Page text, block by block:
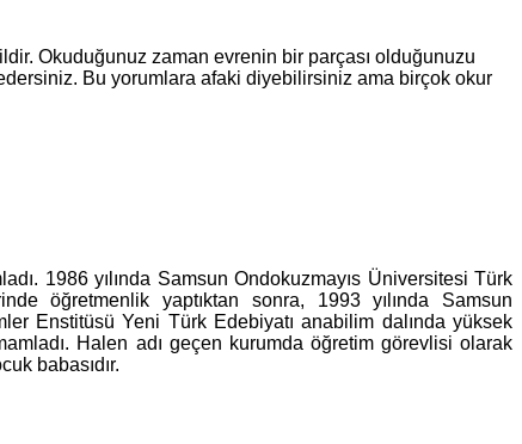
Okuduğunuz zaman evrenin bir parçası olduğunuzu
Bu yorumlara afaki diyebilirsiniz ama birçok okur
1986 yılında Samsun Ondokuzmayıs Üniversitesi Türk
öğretmenlik yaptıktan sonra, 1993 yılında Samsun
Enstitüsü Yeni Türk Edebiyatı anabilim dalında yüksek
Halen adı geçen kurumda öğretim görevlisi olarak
babasıdır.